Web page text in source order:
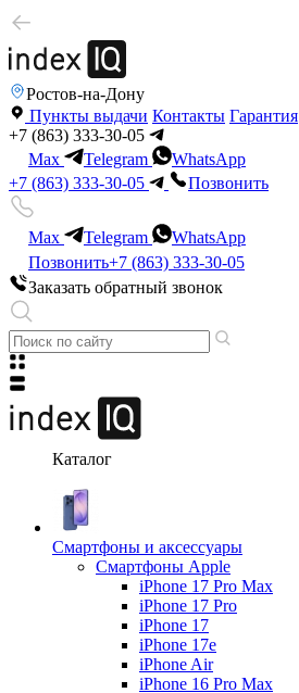
Ростов-на-Дону
Пункты выдачи Контакты Гарантия
+7 (863) 333-30-05
Max
Telegram
WhatsApp
+7 (863) 333-30-05
Позвонить
Max Telegram
WhatsApp
Позвонить+7 (863) 333-30-05
Заказать обратный звонок
Каталог
Смартфоны и аксессуары
Смартфоны Apple
iPhone 17 Pro Max
iPhone 17 Pro
iPhone 17
iPhone 17e
iPhone Air
iPhone 16 Pro Max